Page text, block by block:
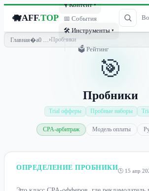
🐗AFF.TOP
🎙 Контент ▾
📅 События
🛠 Инструменты ▾
🗳 Рейтинг
Главная › Пробники
🎯
Пробники
Trial офферы Пробные наборы
CPA-арбитраж Модель оплаты
ОПРЕДЕЛЕНИЕ ПРОБНИКИ🕒 15 апр